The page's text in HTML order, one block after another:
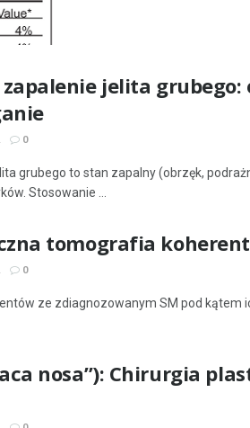
zapalenie jelita
0
grubego to stan zapalny (obrzęk,
Stosowanie ...
tomografia
0
ze zdiagnozowanym SM pod kątem
nosa”): Chirurgia